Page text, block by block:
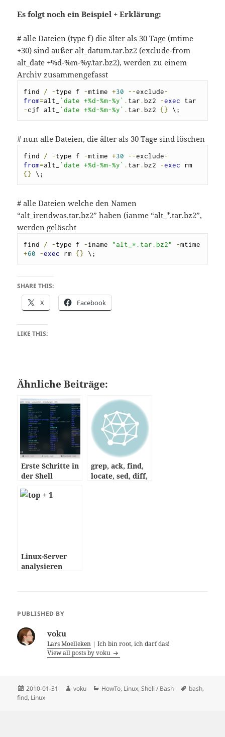
Es folgt noch ein Beispiel + Erklärung:
# alle Dateien (type f) die älter als 30 Tage (mtime
+30) sind außer alt_datum.tar.bz2 (exclude-from
alt_`date +%d-%m-%y`.tar.bz2), werden zu einem
Archiv zusammengefasst
find / -type f -mtime +30 --exclude-
from=alt_ `date +%d-%m-%y` . tar.bz2 -exec
-cjf alt_ `date +%d-%m-%y` . tar.bz2 {} \;
# nun alle Dateien, die älter als 30 Tage sind löschen
find / -type f -mtime +30 --exclude-
from=alt_ `date +%d-%m-%y` . tar.bz2 -exec
{} \;
# alle Dateien welche den Namen
“alt_irendwas.tar.bz2” haben (ianme “alt_*.tar.bz2”,
werden gelöscht
find / -type f -iname "alt_*.tar.bz2" -
+60 -exec rm {} \;
SHARE THIS:
X Facebook
LIKE THIS:
Ähnliche Beiträge:
Erste Schritte in
der Shell
grep, ack, find,
locate, sed, diff,
Linux-Server
analysieren
PUBLISHED BY
voku
Lars Moelleken | Ich bin root, ich darf das!
View all posts by voku
Posted
on
2010-01-31 Author
voku Categories
HowTo, Linux,Shell / Bash Tags
bash,
find, Linux